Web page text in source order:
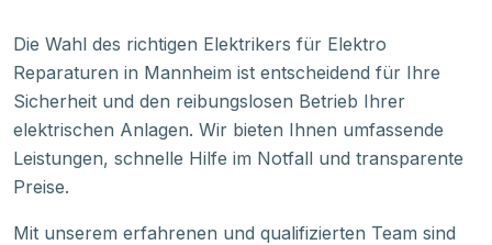
Die Wahl des richtigen Elektrikers für Elektro
Reparaturen in Mannheim ist entscheidend für Ihre
Sicherheit und den reibungslosen Betrieb Ihrer
elektrischen Anlagen. Wir bieten Ihnen umfassende
Leistungen, schnelle Hilfe im Notfall und transparente
Preise.
Mit unserem erfahrenen und qualifizierten Team sind